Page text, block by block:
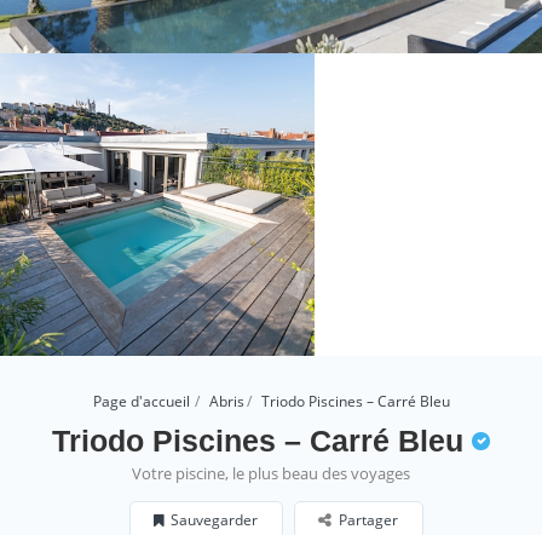
Page d'accueil Abris Triodo Piscines – Carré Bleu
Triodo Piscines – Carré Bleu
Votre piscine, le plus beau des voyages
Sauvegarder Partager